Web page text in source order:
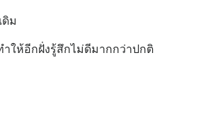
ม
ให้อีกฝั่งรู้สึกไม่ดีมากกว่าปกติ